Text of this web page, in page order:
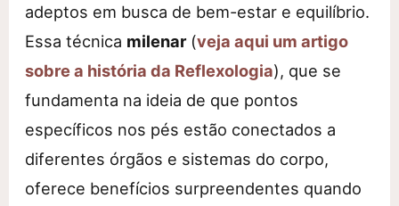
adeptos em busca de bem-estar e equilíbrio.
Essa técnica milenar(veja aqui um artigo
sobre a história da Reflexologia), que se
fundamenta na ideia de que pontos
específicos nos pés estão conectados a
diferentes órgãos e sistemas do corpo,
oferece benefícios surpreendentes quando